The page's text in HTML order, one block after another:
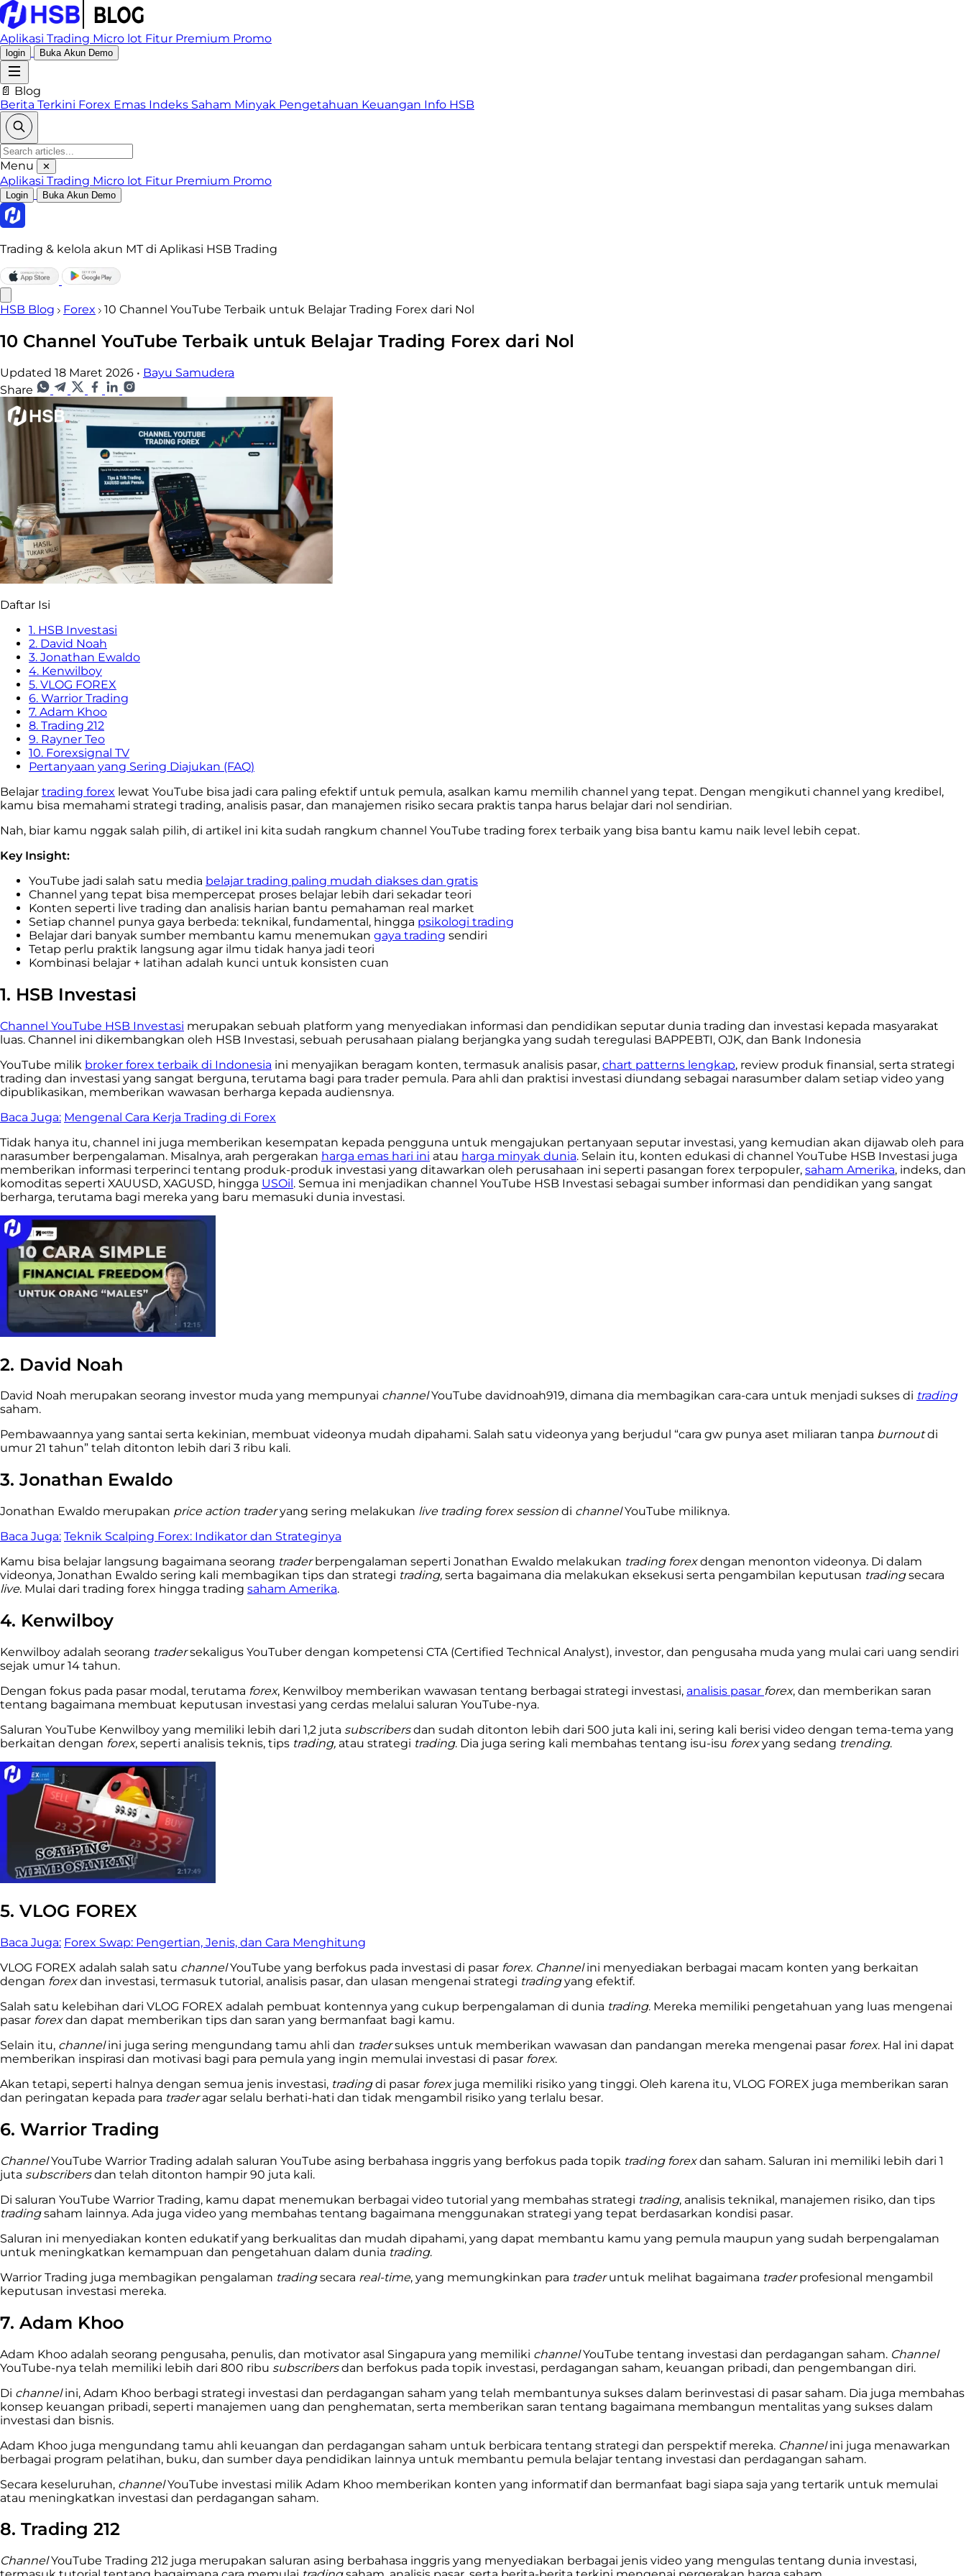
Aplikasi Trading Micro lot Fitur Premium Promo
login Buka Akun Demo
📄 Blog
Berita Terkini Forex Emas Indeks Saham Minyak Pengetahuan Keuangan Info HSB
Menu ✕
Aplikasi Trading Micro lot Fitur Premium Promo
Login Buka Akun Demo
Trading & kelola akun MT di Aplikasi HSB Trading
HSB Blog Forex 10 Channel YouTube Terbaik untuk Belajar Trading Forex dari Nol
10 Channel YouTube Terbaik untuk Belajar Trading Forex dari Nol
Updated 18 Maret 2026 • Bayu Samudera
Share
Daftar Isi
1. HSB Investasi
2. David Noah
3. Jonathan Ewaldo
4. Kenwilboy
5. VLOG FOREX
6. Warrior Trading
7. Adam Khoo
8. Trading 212
9. Rayner Teo
10. Forexsignal TV
Pertanyaan yang Sering Diajukan (FAQ)
Belajar trading forex lewat YouTube bisa jadi cara paling efektif untuk pemula, asalkan kamu memilih channel yang tepat. Dengan mengikuti channel yang kredibel,
kamu bisa memahami strategi trading, analisis pasar, dan manajemen risiko secara praktis tanpa harus belajar dari nol sendirian.
Nah, biar kamu nggak salah pilih, di artikel ini kita sudah rangkum channel YouTube trading forex terbaik yang bisa bantu kamu naik level lebih cepat.
Key Insight:
YouTube jadi salah satu media belajar trading paling mudah diakses dan gratis
Channel yang tepat bisa mempercepat proses belajar lebih dari sekadar teori
Konten seperti live trading dan analisis harian bantu pemahaman real market
Setiap channel punya gaya berbeda: teknikal, fundamental, hingga psikologi trading
Belajar dari banyak sumber membantu kamu menemukan gaya trading sendiri
Tetap perlu praktik langsung agar ilmu tidak hanya jadi teori
Kombinasi belajar + latihan adalah kunci untuk konsisten cuan
1. HSB Investasi
Channel YouTube HSB Investasi merupakan sebuah platform yang menyediakan informasi dan pendidikan seputar dunia trading dan investasi kepada masyarakat
luas. Channel ini dikembangkan oleh HSB Investasi, sebuah perusahaan pialang berjangka yang sudah teregulasi BAPPEBTI, OJK, dan Bank Indonesia
YouTube milik broker forex terbaik di Indonesia ini menyajikan beragam konten, termasuk analisis pasar, chart patterns lengkap, review produk finansial, serta strategi
trading dan investasi yang sangat berguna, terutama bagi para trader pemula. Para ahli dan praktisi investasi diundang sebagai narasumber dalam setiap video yang
dipublikasikan, memberikan wawasan berharga kepada audiensnya.
Baca Juga: Mengenal Cara Kerja Trading di Forex
Tidak hanya itu, channel ini juga memberikan kesempatan kepada pengguna untuk mengajukan pertanyaan seputar investasi, yang kemudian akan dijawab oleh para
narasumber berpengalaman. Misalnya, arah pergerakan harga emas hari ini atau harga minyak dunia. Selain itu, konten edukasi di channel YouTube HSB Investasi juga
memberikan informasi terperinci tentang produk-produk investasi yang ditawarkan oleh perusahaan ini seperti pasangan forex terpopuler, saham Amerika, indeks, dan
komoditas seperti XAUUSD, XAGUSD, hingga USOil. Semua ini menjadikan channel YouTube HSB Investasi sebagai sumber informasi dan pendidikan yang sangat
berharga, terutama bagi mereka yang baru memasuki dunia investasi.
2. David Noah
David Noah merupakan seorang investor muda yang mempunyai channelYouTube davidnoah919, dimana dia membagikan cara-cara untuk menjadi sukses di trading
saham.
Pembawaannya yang santai serta kekinian, membuat videonya mudah dipahami. Salah satu videonya yang berjudul “cara gw punya aset miliaran tanpa burnoutdi
umur 21 tahun” telah ditonton lebih dari 3 ribu kali.
3. Jonathan Ewaldo
Jonathan Ewaldo merupakan price action traderyang sering melakukan live trading forex session di channelYouTube miliknya.
Baca Juga: Teknik Scalping Forex: Indikator dan Strateginya
Kamu bisa belajar langsung bagaimana seorang trader berpengalaman seperti Jonathan Ewaldo melakukan trading forexdengan menonton videonya. Di dalam
videonya, Jonathan Ewaldo sering kali membagikan tips dan strategi trading, serta bagaimana dia melakukan eksekusi serta pengambilan keputusan tradingsecara
live. Mulai dari trading forex hingga trading saham Amerika.
4. Kenwilboy
Kenwilboy adalah seorang tradersekaligus YouTuber dengan kompetensi CTA (Certified Technical Analyst), investor, dan pengusaha muda yang mulai cari uang sendiri
sejak umur 14 tahun.
Dengan fokus pada pasar modal, terutama forex, Kenwilboy memberikan wawasan tentang berbagai strategi investasi, analisis pasar forex, dan memberikan saran
tentang bagaimana membuat keputusan investasi yang cerdas melalui saluran YouTube-nya.
Saluran YouTube Kenwilboy yang memiliki lebih dari 1,2 juta subscribersdan sudah ditonton lebih dari 500 juta kali ini, sering kali berisi video dengan tema-tema yang
berkaitan dengan forex, seperti analisis teknis, tips trading, atau strategi trading. Dia juga sering kali membahas tentang isu-isu forexyang sedang trending.
5. VLOG FOREX
Baca Juga: Forex Swap: Pengertian, Jenis, dan Cara Menghitung
VLOG FOREX adalah salah satu channelYouTube yang berfokus pada investasi di pasar forex. Channelini menyediakan berbagai macam konten yang berkaitan
dengan forexdan investasi, termasuk tutorial, analisis pasar, dan ulasan mengenai strategi tradingyang efektif.
Salah satu kelebihan dari VLOG FOREX adalah pembuat kontennya yang cukup berpengalaman di dunia trading. Mereka memiliki pengetahuan yang luas mengenai
pasar forexdan dapat memberikan tips dan saran yang bermanfaat bagi kamu.
Selain itu, channelini juga sering mengundang tamu ahli dan tradersukses untuk memberikan wawasan dan pandangan mereka mengenai pasar forex. Hal ini dapat
memberikan inspirasi dan motivasi bagi para pemula yang ingin memulai investasi di pasar forex.
Akan tetapi, seperti halnya dengan semua jenis investasi, tradingdi pasar forexjuga memiliki risiko yang tinggi. Oleh karena itu, VLOG FOREX juga memberikan saran
dan peringatan kepada para traderagar selalu berhati-hati dan tidak mengambil risiko yang terlalu besar.
6. Warrior Trading
ChannelYouTube Warrior Trading adalah saluran YouTube asing berbahasa inggris yang berfokus pada topik trading forexdan saham. Saluran ini memiliki lebih dari 1
juta subscribersdan telah ditonton hampir 90 juta kali.
Di saluran YouTube Warrior Trading, kamu dapat menemukan berbagai video tutorial yang membahas strategi trading, analisis teknikal, manajemen risiko, dan tips
tradingsaham lainnya. Ada juga video yang membahas tentang bagaimana menggunakan strategi yang tepat berdasarkan kondisi pasar.
Saluran ini menyediakan konten edukatif yang berkualitas dan mudah dipahami, yang dapat membantu kamu yang pemula maupun yang sudah berpengalaman
untuk meningkatkan kemampuan dan pengetahuan dalam dunia trading.
Warrior Trading juga membagikan pengalaman tradingsecara real-time, yang memungkinkan para traderuntuk melihat bagaimana traderprofesional mengambil
keputusan investasi mereka.
7. Adam Khoo
Adam Khoo adalah seorang pengusaha, penulis, dan motivator asal Singapura yang memiliki channelYouTube tentang investasi dan perdagangan saham. Channel
YouTube-nya telah memiliki lebih dari 800 ribu subscribersdan berfokus pada topik investasi, perdagangan saham, keuangan pribadi, dan pengembangan diri.
Di channelini, Adam Khoo berbagi strategi investasi dan perdagangan saham yang telah membantunya sukses dalam berinvestasi di pasar saham. Dia juga membahas
konsep keuangan pribadi, seperti manajemen uang dan penghematan, serta memberikan saran tentang bagaimana membangun mentalitas yang sukses dalam
investasi dan bisnis.
Adam Khoo juga mengundang tamu ahli keuangan dan perdagangan saham untuk berbicara tentang strategi dan perspektif mereka. Channelini juga menawarkan
berbagai program pelatihan, buku, dan sumber daya pendidikan lainnya untuk membantu pemula belajar tentang investasi dan perdagangan saham.
Secara keseluruhan, channelYouTube investasi milik Adam Khoo memberikan konten yang informatif dan bermanfaat bagi siapa saja yang tertarik untuk memulai
atau meningkatkan investasi dan perdagangan saham.
8. Trading 212
ChannelYouTube Trading 212 juga merupakan saluran asing berbahasa inggris yang menyediakan berbagai jenis video yang mengulas tentang dunia investasi,